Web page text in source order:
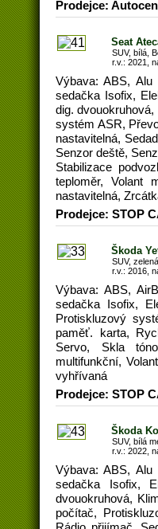
Prodejce:
Seat
SUV, bílá,
r.v.: 2021,
Výbava: ABS, Alu
sedačka Isofix,
dig.
systém ASR,
nastavitelná,
Senzor deště,
Stabilizace
teploměr, Volant
nastavitelná,
Prodejce: STOP
Škoda
SUV,
r.v.: 2016,
Výbava: ABS,
sedačka Isofix,
Protiskluzový
paměť. karta,
Servo, Skla
multifunkční,
vyhřívaná
Prodejce: STOP
Škoda
SUV, bílá
r.v.: 2022,
Výbava: ABS, Alu
sedačka Isofix,
dvouokruhová,
počítač,